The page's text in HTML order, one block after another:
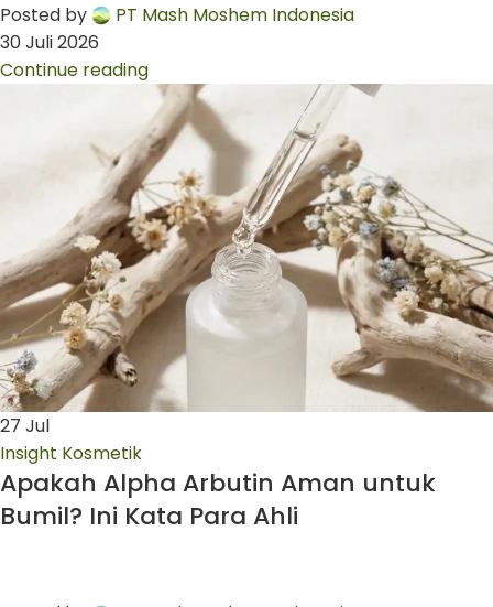
Posted by
PT Mash Moshem Indonesia
30 Juli 2026
Continue reading
27 Jul
Insight Kosmetik
Apakah Alpha Arbutin Aman untuk
Bumil? Ini Kata Para Ahli